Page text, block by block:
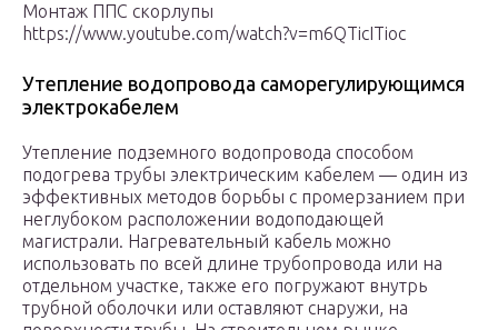
Монтаж ППС скорлупы
https://www.youtube.com/watch?v=m6QTicITioc
Утепление водопровода саморегулирующимся
электрокабелем
Утепление подземного водопровода способом
подогрева трубы электрическим кабелем — один из
эффективных методов борьбы с промерзанием при
неглубоком расположении водоподающей
магистрали. Нагревательный кабель можно
использовать по всей длине трубопровода или на
отдельном участке, также его погружают внутрь
трубной оболочки или оставляют снаружи, на